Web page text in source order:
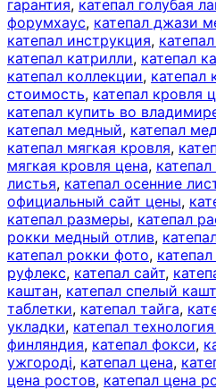
гарантия, катепал голубая
форумхаус, катепал джази
катепал инструкция,
катепал катрилли, катепал
катепал коллекции, катепал
стоимость, катепал кровля
катепал купить во
катепал медный, катепал
катепал мягкая кровля,
мягкая кровля цена,
листья, катепал осенние
официальный сайт цены,
катепал размеры, катепал
рокки медный отлив,
катепал рокки фото,
руфлекс, катепал сайт,
каштан, катепал спелый
таблетки, катепал тайга,
укладки, катепал
финляндия, катепал фокси,
ужгороді, катепал цена,
цена ростов, катепал цена